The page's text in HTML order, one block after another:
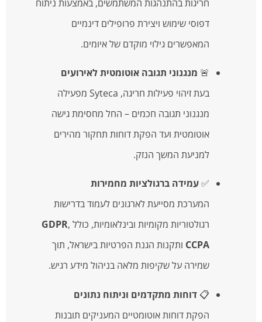
חריגות בהתנהגות המשתמשים, באמצעות ניתוח
דפוסי שימוש ויצירת פרופילים דינמיים
המאפשרים גילוי מוקדם של איומים.
🚨 מנגנוני תגובה אוטומטית לאירועים
בעת זיהוי פעילות חריגה, Syteca מפעילה
מנגנוני תגובה חכמים – החל מחסימת גישה
אוטומטית ועד הפקת דוחות תחקור מהירים
למניעת המשך הנזק.
✅עמידה ברגולציות מחמירות
המערכת מסייעת לארגונים לעמוד בדרישות
רגולטוריות מקומיות ובינלאומיות, כולל GDPR,
CCPA ותקנות הגנת הפרטיות בישראל, תוך
שמירה על שקיפות מלאה בניהול מידע רגיש.
📋 דוחות מתקדמים וניתוח נתונים
הפקת דוחות אוטומטיים המעניקים תובנות